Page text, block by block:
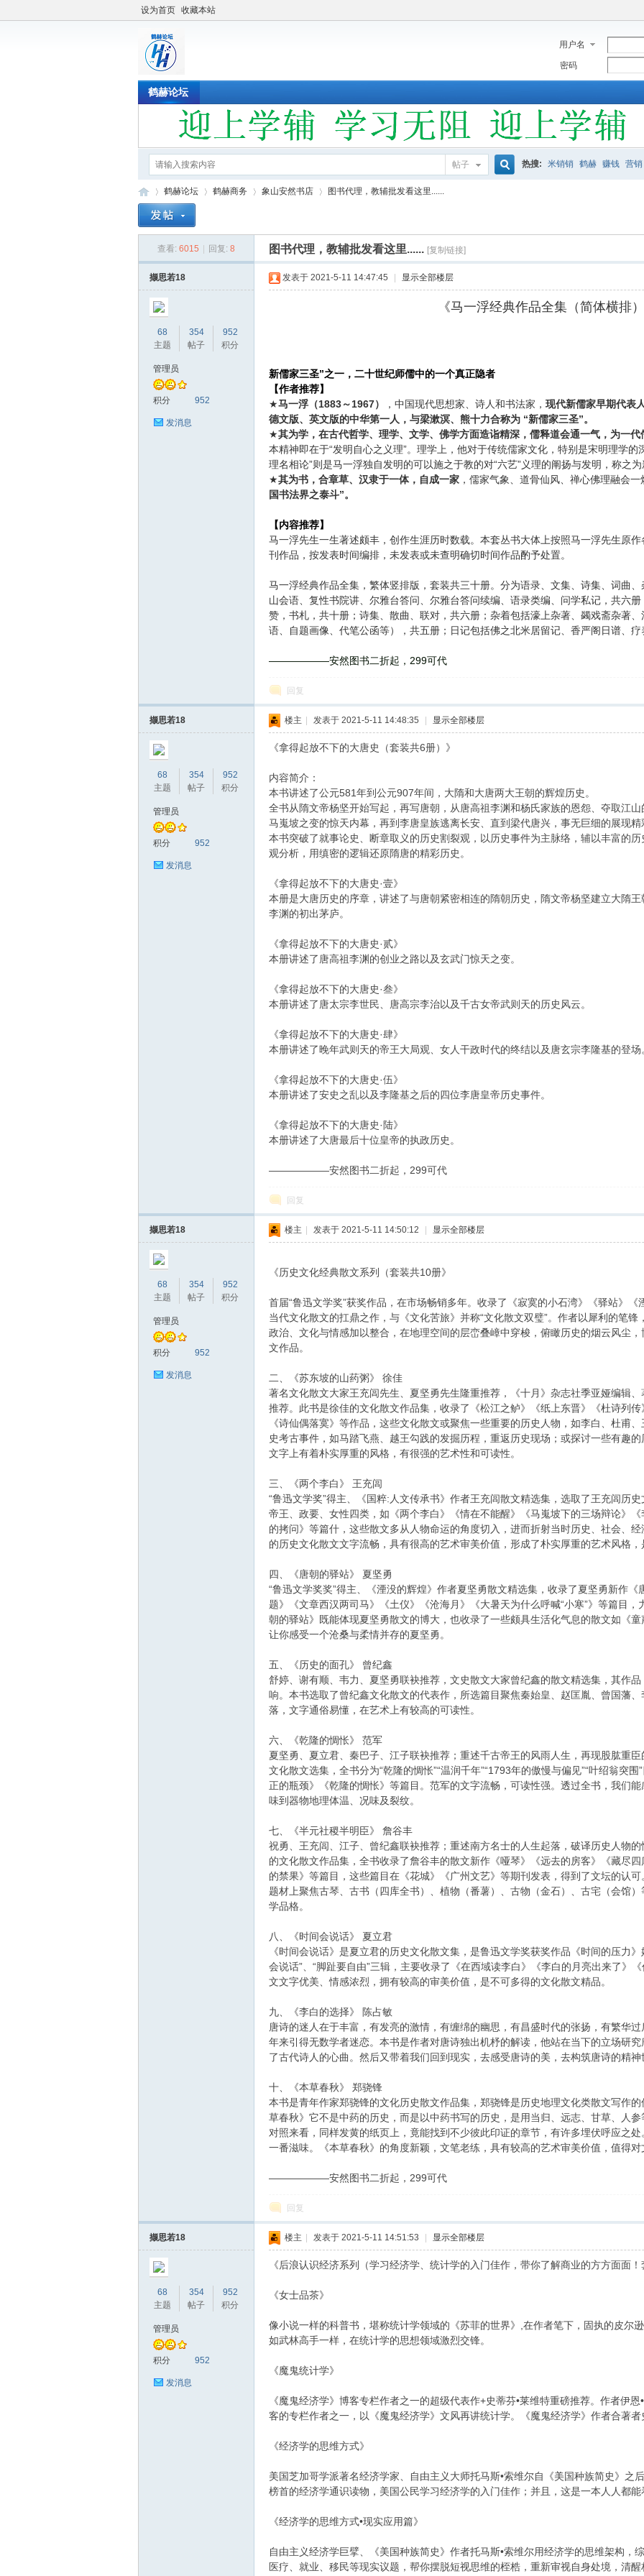
设为首页 收藏本站
用户名
密码
鹤赫论坛
帖子 热搜: 米销销 鹤赫 赚钱 营销
鹤赫论坛 鹤赫商务 象山安然书店
›
图书代理，教辅批发看这里......
查看: 6015 回复: 8 图书代理，教辅批发看这里...... [复制链接]
撷思若18
68
主题
354
帖子
952
积分
管理员
积分 952
发消息
发表于 2021-5-11 14:47:45 显示全部楼层
《马一浮经典作品全集（简体横排）
新儒家三圣”之一，二十世纪师儒中的一个真正隐者
【作者推荐】
★马一浮（1883～1967） ，中国现代思想家、诗人和书法家， 现代新儒家早期代表
德文版、英文版的中华第一人，与梁漱溟、熊十力合称为 “新儒家三圣”。
★其为学，在古代哲学、理学、文学、佛学方面造诣精深，儒释道会通一气，为一代
本精神即在于“发明自心之义理”。理学上，他对于传统儒家文化，特别是宋明理学
理名相论”则是马一浮独自发明的可以施之于教的对“六艺”义理的阐扬与发明，称之
★其为书，合章草、汉隶于一体，自成一家 ，儒家气象、道骨仙风、禅心佛理融会
国书法界之泰斗”。
【内容推荐】
马一浮先生一生著述颇丰，创作生涯历时数载。本套丛书大体上按照马一浮先生原
刊作品，按发表时间编排，未发表或未查明确切时间作品酌予处置。
马一浮经典作品全集，繁体竖排版，套装共三十册。分为语录、文集、诗集、词曲
山会语、复性书院讲、尔雅台答问、尔雅台答问续编、语录类编、问学私记，共六
赞，书札，共十册；诗集、散曲、联对，共六册；杂着包括濠上杂著、蠲戏斋杂著
语、自题画像、代笔公函等），共五册；日记包括佛之北米居留记、香严阁日谱、
——————安然图书二折起，299可代
回复
撷思若18
68
主题
354
帖子
952
积分
管理员
积分 952
发消息
楼主 发表于 2021-5-11 14:48:35 显示全部楼层
《拿得起放不下的大唐史（套装共6册）》
内容简介：
本书讲述了公元581年到公元907年间，大隋和大唐两大王朝的辉煌历史。
全书从隋文帝杨坚开始写起，再写唐朝，从唐高祖李渊和杨氏家族的恩怨、夺取江
马嵬坡之变的惊天内幕，再到李唐皇族逃离长安、直到梁代唐兴，事无巨细的展现
本书突破了就事论史、断章取义的历史割裂观，以历史事件为主脉络，辅以丰富的
观分析，用缜密的逻辑还原隋唐的精彩历史。
《拿得起放不下的大唐史·壹》
本册是大唐历史的序章，讲述了与唐朝紧密相连的隋朝历史，隋文帝杨坚建立大隋
李渊的初出茅庐。
《拿得起放不下的大唐史·贰》
本册讲述了唐高祖李渊的创业之路以及玄武门惊天之变。
《拿得起放不下的大唐史·叁》
本册讲述了唐太宗李世民、唐高宗李治以及千古女帝武则天的历史风云。
《拿得起放不下的大唐史·肆》
本册讲述了晚年武则天的帝王大局观、女人干政时代的终结以及唐玄宗李隆基的登场
《拿得起放不下的大唐史·伍》
本册讲述了安史之乱以及李隆基之后的四位李唐皇帝历史事件。
《拿得起放不下的大唐史·陆》
本册讲述了大唐最后十位皇帝的执政历史。
——————安然图书二折起，299可代
回复
撷思若18
68
主题
354
帖子
952
积分
管理员
积分 952
发消息
楼主 发表于 2021-5-11 14:50:12 显示全部楼层
《历史文化经典散文系列（套装共10册》
首届“鲁迅文学奖”获奖作品，在市场畅销多年。收录了《寂寞的小石湾》《驿站》
当代文化散文的扛鼎之作，与《文化苦旅》并称“文化散文双璧”。作者以犀利的笔
政治、文化与情感加以整合，在地理空间的层峦叠嶂中穿梭，俯瞰历史的烟云风尘
文作品。
二、《苏东坡的山药粥》 徐佳
著名文化散文大家王充闾先生、夏坚勇先生隆重推荐，《十月》杂志社季亚娅编辑
推荐。此书是徐佳的文化散文作品集，收录了《松江之鲈》《纸上东晋》《杜诗列
《诗仙偶落寞》等作品，这些文化散文或聚焦一些重要的历史人物，如李白、杜甫
史考古事件，如马踏飞燕、越王勾践的发掘历程，重返历史现场；或探讨一些有趣
文字上有着朴实厚重的风格，有很强的艺术性和可读性。
三、《两个李白》 王充闾
“鲁迅文学奖”得主、《国粹:人文传承书》作者王充闾散文精选集，选取了王充闾历
帝王、政要、女性四类，如《两个李白》《情在不能醒》《马嵬坡下的三场辩论》
的拷问》等篇什，这些散文多从人物命运的角度切入，进而折射当时历史、社会、
的历史文化散文文字流畅，具有很高的艺术审美价值，形成了朴实厚重的艺术风格
四、《唐朝的驿站》 夏坚勇
“鲁迅文学奖奖”得主、《湮没的辉煌》作者夏坚勇散文精选集，收录了夏坚勇新作
题》《文章西汉两司马》《土仪》《沧海月》《大暑天为什么呼喊“小寒”》等篇目
朝的驿站》既能体现夏坚勇散文的博大，也收录了一些颇具生活化气息的散文如《
让你感受一个沧桑与柔情并存的夏坚勇。
五、《历史的面孔》 曾纪鑫
舒婷、谢有顺、韦力、夏坚勇联袂推荐，文史散文大家曾纪鑫的散文精选集，其作
响。本书选取了曾纪鑫文化散文的代表作，所选篇目聚焦秦始皇、赵匡胤、曾国藩
落，文字通俗易懂，在艺术上有较高的可读性。
六、《乾隆的惆怅》 范军
夏坚勇、夏立君、秦巴子、江子联袂推荐；重述千古帝王的风雨人生，再现股肱重
文化散文选集，全书分为“乾隆的惆怅”“温润千年”“1793年的傲慢与偏见”“叶绍翁突
正的瓶颈》《乾隆的惆怅》等篇目。范军的文字流畅，可读性强。透过全书，我们
味到器物地理体温、况味及裂纹。
七、《半元社稷半明臣》 詹谷丰
祝勇、王充闾、江子、曾纪鑫联袂推荐；重述南方名士的人生起落，破译历史人物
的文化散文作品集，全书收录了詹谷丰的散文新作《哑琴》《远去的房客》《藏尽
的禁果》等篇目，这些篇目在《花城》《广州文艺》等期刊发表，得到了文坛的认
题材上聚焦古琴、古书（四库全书）、植物（番薯）、古物（金石）、古宅（会馆
学品格。
八、《时间会说话》 夏立君
《时间会说话》是夏立君的历史文化散文集，是鲁迅文学奖获奖作品《时间的压力
会说话”、“脚趾要自由”三辑，主要收录了《在西域读李白》《李白的月亮出来了》
文文字优美、情感浓烈，拥有较高的审美价值，是不可多得的文化散文精品。
九、《李白的选择》 陈占敏
唐诗的迷人在于丰富，有发亮的激情，有缠绵的幽思，有昌盛时代的张扬，有繁华
年来引得无数学者迷恋。本书是作者对唐诗独出机杼的解读，他站在当下的立场研
了古代诗人的心曲。然后又带着我们回到现实，去感受唐诗的美，去构筑唐诗的精神
十、《本草春秋》 郑骁锋
本书是青年作家郑骁锋的文化历史散文作品集，郑骁锋是历史地理文化类散文写作
草春秋》它不是中药的历史，而是以中药书写的历史，是用当归、远志、甘草、人
对照来看，同样发黄的纸页上，竟能找到不少彼此印证的章节，有许多埋伏呼应之
一番滋味。《本草春秋》的角度新颖，文笔老练，具有较高的艺术审美价值，值得
——————安然图书二折起，299可代
回复
撷思若18
68
主题
354
帖子
952
积分
管理员
积分 952
发消息
楼主 发表于 2021-5-11 14:51:53 显示全部楼层
《后浪认识经济系列（学习经济学、统计学的入门佳作，带你了解商业的方方面面
《女士品茶》
像小说一样的科普书，堪称统计学领域的《苏菲的世界》,在作者笔下，固执的皮尔
如武林高手一样，在统计学的思想领域激烈交锋。
《魔鬼统计学》
《魔鬼经济学》博客专栏作者之一的超级代表作+史蒂芬•莱维特重磅推荐。作者伊
客的专栏作者之一，以《魔鬼经济学》文风再讲统计学。《魔鬼经济学》作者合著
《经济学的思维方式》
美国芝加哥学派著名经济学家、自由主义大师托马斯•索维尔自《美国种族简史》之
榜首的经济学通识读物，美国公民学习经济学的入门佳作；并且，这是一本人人都
《经济学的思维方式•现实应用篇》
自由主义经济学巨擘、《美国种族简史》作者托马斯•索维尔用经济学的思维架构，
医疗、就业、移民等现实议题，帮你摆脱短视思维的桎梏，重新审视自身处境，清